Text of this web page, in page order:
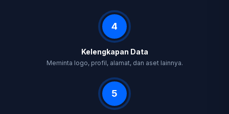
4
Kelengkapan Data
Meminta logo, profil, alamat, dan aset lainnya.
5